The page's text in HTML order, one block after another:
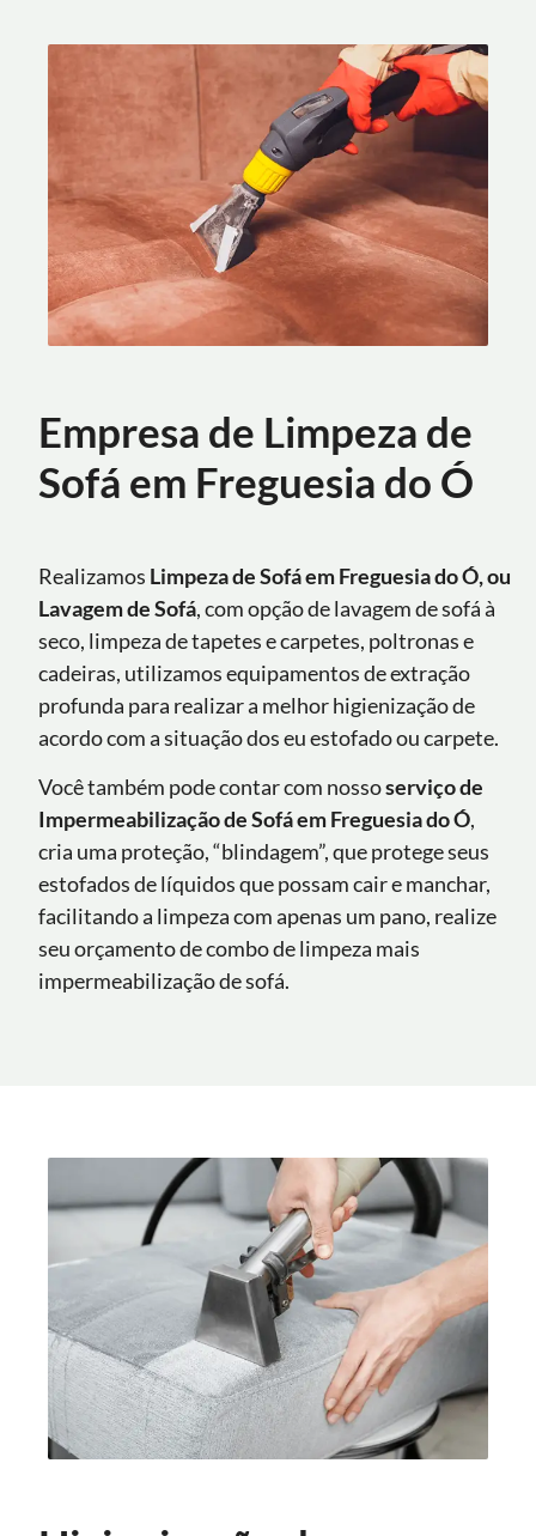
Empresa de Limpeza de
Sofá em Freguesia do Ó
Realizamos Limpeza de Sofá em Freguesia do Ó, ou
Lavagem de Sofá, com opção de lavagem de sofá à
seco, limpeza de tapetes e carpetes, poltronas e
cadeiras, utilizamos equipamentos de extração
profunda para realizar a melhor higienização de
acordo com a situação dos eu estofado ou carpete.
Você também pode contar com nossoserviço de
Impermeabilização de Sofáem Freguesia do Ó,
cria uma proteção, “blindagem”, que protege seus
estofados de líquidos que possam cair e manchar,
facilitando a limpeza com apenas um pano, realize
seu orçamento de combo de limpeza mais
impermeabilização de sofá.